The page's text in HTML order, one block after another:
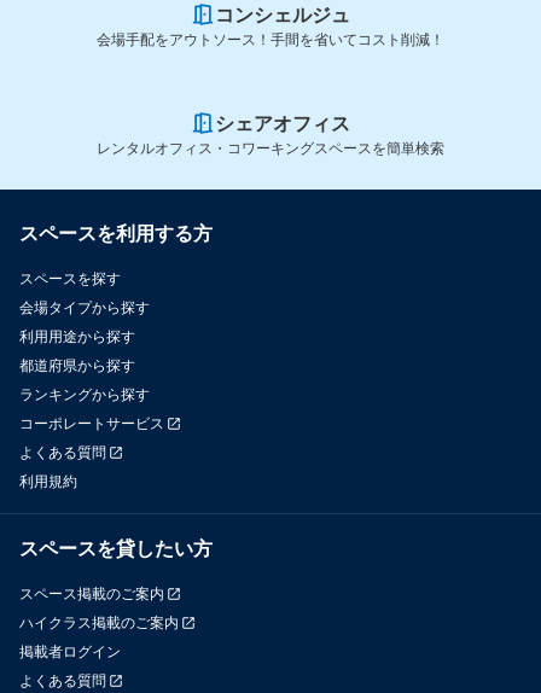
コンシェルジュ
会場手配をアウトソース！手間を省いてコスト削減！
シェアオフィス
レンタルオフィス・コワーキングスペースを簡単検索
スペースを利用する方
スペースを探す
会場タイプから探す
利用用途から探す
都道府県から探す
ランキングから探す
コーポレートサービス
よくある質問
利用規約
スペースを貸したい方
スペース掲載のご案内
ハイクラス掲載のご案内
掲載者ログイン
よくある質問